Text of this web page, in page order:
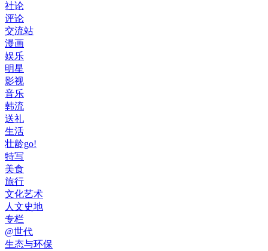
社论
评论
交流站
漫画
娱乐
明星
影视
音乐
韩流
送礼
生活
壮龄go!
特写
美食
旅行
文化艺术
人文史地
专栏
@世代
生态与环保